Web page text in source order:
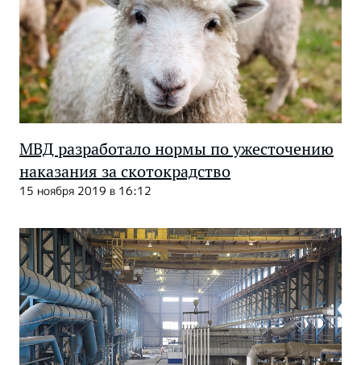
МВД разработало нормы по ужесточению
наказания за скотокрадство
15 ноября 2019 в 16:12